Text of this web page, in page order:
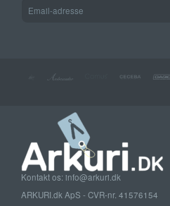
adresse
Kontakt os: info@arkuri.dk
ARKURI.dk ApS - CVR-nr. 41576154